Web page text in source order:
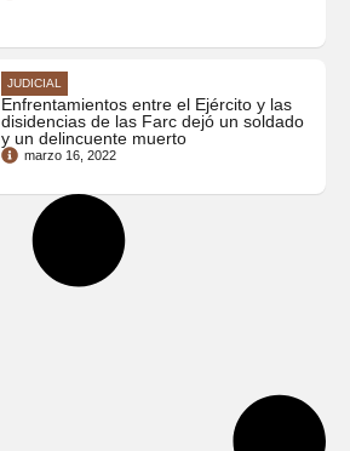
JUDICIAL
Enfrentamientos entre el Ejército y las
disidencias de las Farc dejó un soldado
y un delincuente muerto
marzo 16, 2022